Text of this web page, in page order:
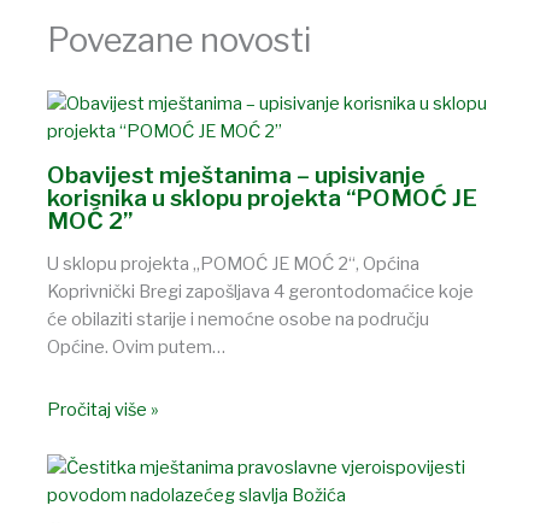
Povezane novosti
Obavijest mještanima – upisivanje
korisnika u sklopu projekta “POMOĆ JE
MOĆ 2”
U sklopu projekta „POMOĆ JE MOĆ 2“, Općina
Koprivnički Bregi zapošljava 4 gerontodomaćice koje
će obilaziti starije i nemoćne osobe na području
Općine. Ovim putem…
Pročitaj više »